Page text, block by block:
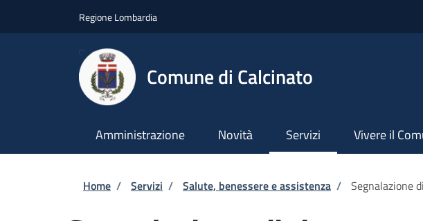
Regione Lombardia
Comune di Calcinato
Amministrazione Novità Servizi Vivere il
Briciole di pane
Home / Servizi / Salute, benessere e assistenza / Segnalazione